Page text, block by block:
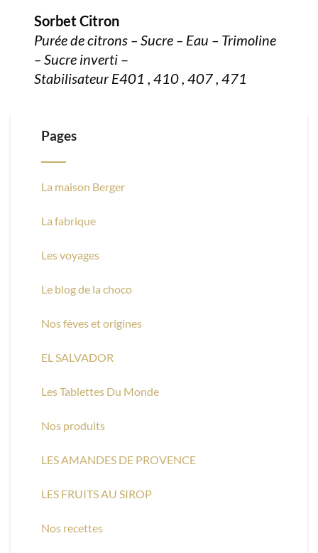
Sorbet Citron
Purée de citrons – Sucre – Eau – Trimoline
– Sucre inverti –
Stabilisateur E401 , 410 , 407 , 471
Pages
La maison Berger
La fabrique
Les voyages
Le blog de la choco
Nos fèves et origines
EL SALVADOR
Les Tablettes Du Monde
Nos produits
LES AMANDES DE PROVENCE
LES FRUITS AU SIROP
Nos recettes